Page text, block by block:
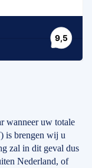
wanneer uw totale
is brengen wij u
zal in dit geval dus
Nederland, of